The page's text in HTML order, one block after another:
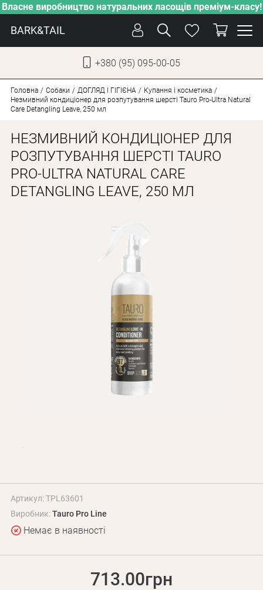
Власне виробництво натуральних ласощів преміум-класу!
BARK&TAIL
+380 (95) 095-00-05
ПІКЛУВАННЯ
ВІД СПЕКИ
ВЛАСНЕ ВИРОБНИЦТВО
НОВИНКИ
ДЛЯ КОТІВ
Оплата і доставка
Програма лояльності
Про Нас
Оптовим клієнтам
Контакти
+380 (95) 095-00-05
Головна Собаки ДОГЛЯД І ГІГІЄНА
Купання і косметика
Незмивний кондиціонер для розпутування шерсті Tauro Pro-Ultra Natural
Care Detangling Leave, 250 мл
НЕЗМИВНИЙ КОНДИЦІОНЕР ДЛЯ
РОЗПУТУВАННЯ ШЕРСТІ TAURO
PRO-ULTRA NATURAL CARE
DETANGLING LEAVE, 250 МЛ
Артикул: TPL63601
Виробник:Tauro Pro Line
Немає в наявності
713.00грн